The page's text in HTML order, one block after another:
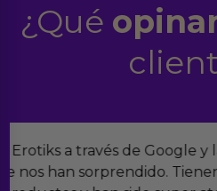
¿Qué
Suelo comprar en tiendas
Erotiks es una de las que